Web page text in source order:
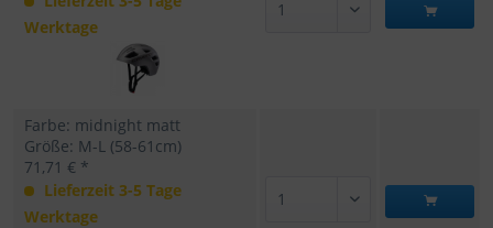
Werktage
Farbe: midnight matt
Größe: M-L (58-61cm)
71,71 € *
Lieferzeit 3-5 Tage
Werktage